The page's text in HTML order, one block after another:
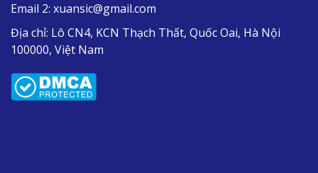
Email 2: xuansic@gmail.com
Địa chỉ: Lô CN4, KCN Thạch Thất, Quốc Oai, Hà Nội
100000, Việt Nam